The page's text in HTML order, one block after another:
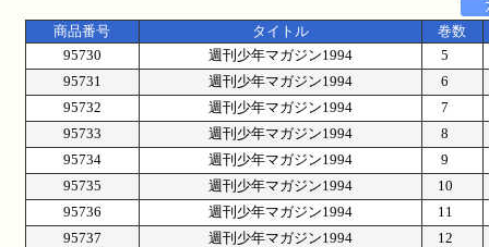
商品番号 タイトル
巻数
95730
週刊少年マガジン1994
5
95731
週刊少年マガジン1994
6
95732
週刊少年マガジン1994
7
95733
週刊少年マガジン1994
8
95734
週刊少年マガジン1994
9
95735
週刊少年マガジン1994
10
95736
週刊少年マガジン1994
11
95737
週刊少年マガジン1994 12